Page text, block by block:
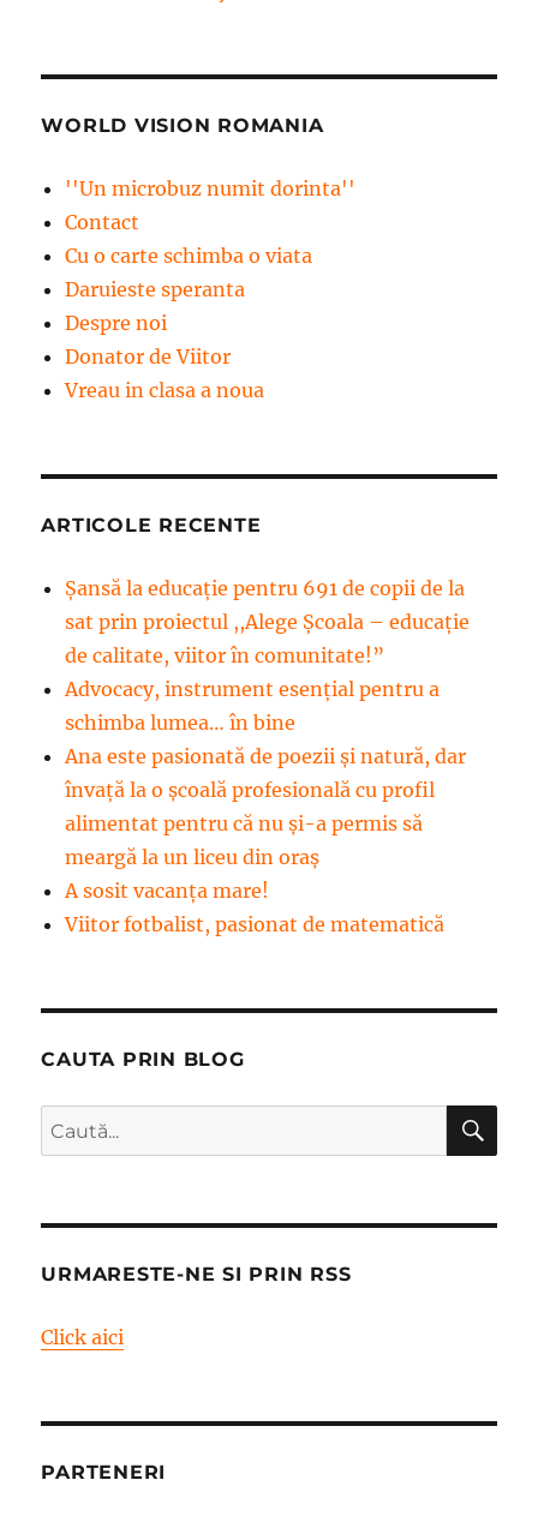
WORLD VISION ROMANIA
''Un microbuz numit dorinta''
Contact
Cu o carte schimba o viata
Daruieste speranta
Despre noi
Donator de Viitor
Vreau in clasa a noua
ARTICOLE RECENTE
Șansă la educație pentru 691 de copii de la
sat prin proiectul ,,Alege Școala – educație
de calitate, viitor în comunitate!”
Advocacy, instrument esenţial pentru a
schimba lumea… în bine
Ana este pasionată de poezii și natură, dar
învață la o școală profesională cu profil
alimentat pentru că nu și-a permis să
meargă la un liceu din oraș
A sosit vacanța mare!
Viitor fotbalist, pasionat de matematică
CAUTA PRIN BLOG
Caută
după:
URMARESTE-NE SI PRIN RSS
Click aici
PARTENERI